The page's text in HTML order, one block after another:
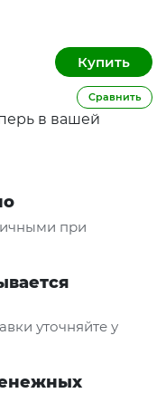
Сравнить
в вашей
при
уточняйте у